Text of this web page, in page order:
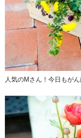
人気のMさん！今日もが